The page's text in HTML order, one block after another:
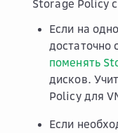
Storage Policy
Если на
достаточно
поменять
дисков.
Policy для
Если